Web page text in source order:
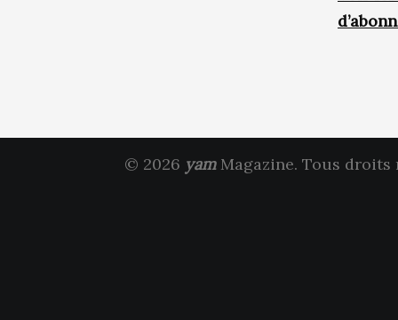
© 2026 yamMagazine. Tous droits